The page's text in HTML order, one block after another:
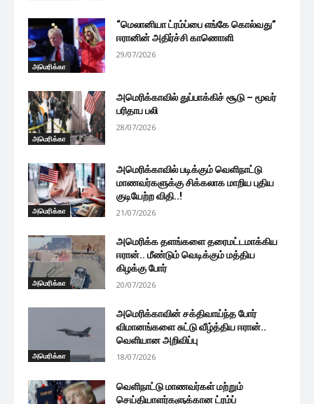
அமெரிக்கா
“மெலானியா ட்ரம்ப்பை எங்கே கொல்வது”
ஈரானின் அதிர்ச்சி காணொளி
29/07/2026
அமெரிக்கா
அமெரிக்காவில் துப்பாக்கிச் சூடு – மூவர்
பரிதாப பலி
28/07/2026
அமெரிக்கா
அமெரிக்காவில் படிக்கும் வெளிநாட்டு
மாணவர்களுக்கு சிக்கலாக மாறிய புதிய
குடியேற்ற விதி..!
21/07/2026
அமெரிக்கா
அமெரிக்க தளங்களை தரைமட்டமாக்கிய
ஈரான்.. மீண்டும் வெடிக்கும் மத்திய
கிழக்கு போர்
20/07/2026
அமெரிக்கா
அமெரிக்காவின் சக்திவாய்ந்த போர்
விமானங்களை சுட்டு வீழ்த்திய ஈரான்..
வெளியான அறிவிப்பு
18/07/2026
வெளிநாட்டு மாணவர்கள் மற்றும்
செய்தியாளர்களுக்கான ட்ரம்ப்